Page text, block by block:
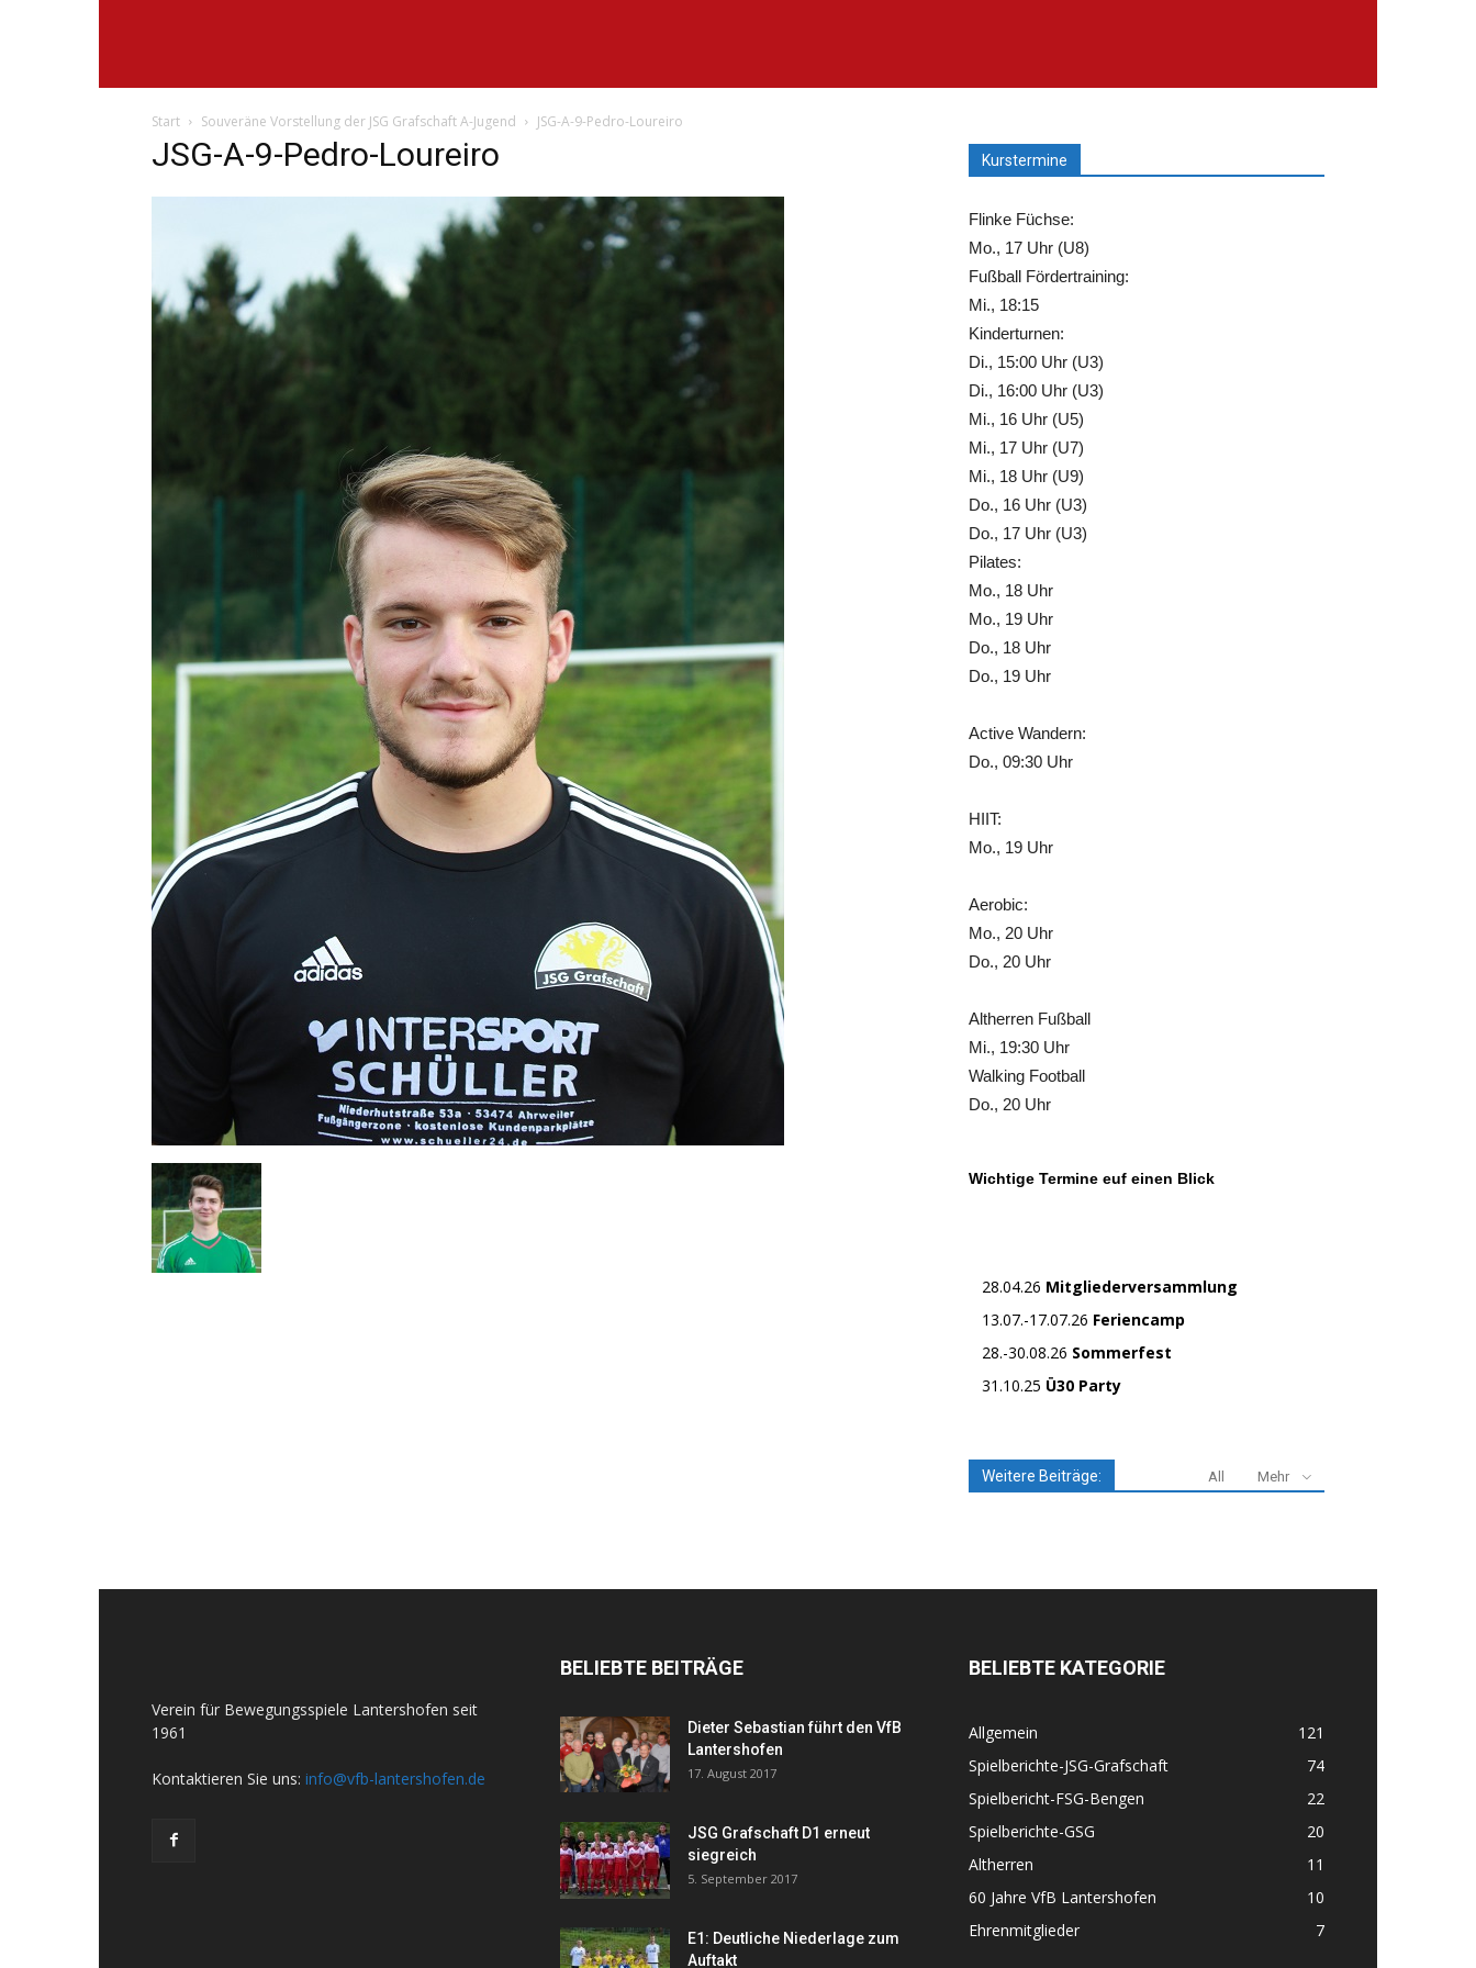
Start Souveräne Vorstellung der JSG Grafschaft A-Jugend JSG-A-9-Pedro-Loureiro
JSG-A-9-Pedro-Loureiro Kurstermine
Flinke Füchse:
Mo., 17 Uhr (U8)
Fußball Fördertraining:
Mi., 18:15
Kinderturnen:
Di., 15:00 Uhr (U3)
Di., 16:00 Uhr (U3)
Mi., 16 Uhr (U5)
Mi., 17 Uhr (U7)
Mi., 18 Uhr (U9)
Do., 16 Uhr (U3)
Do., 17 Uhr (U3)
Pilates:
Mo., 18 Uhr
Mo., 19 Uhr
Do., 18 Uhr
Do., 19 Uhr
Active Wandern:
Do., 09:30 Uhr
HIIT:
Mo., 19 Uhr
Aerobic:
Mo., 20 Uhr
Do., 20 Uhr
Altherren Fußball
Mi., 19:30 Uhr
Walking Football
Do., 20 Uhr
Wichtige Termine euf einen Blick
28.04.26 Mitgliederversammlung
13.07.-17.07.26 Feriencamp
28.-30.08.26 Sommerfest
31.10.25 Ü30 Party
Weitere Beiträge: All Mehr
Verein für Bewegungsspiele Lantershofen seit
1961
Kontaktieren Sie uns: info@vfb-lantershofen.de
BELIEBTE BEITRÄGE
Dieter Sebastian führt den VfB
Lantershofen
17. August 2017
JSG Grafschaft D1 erneut
siegreich
5. September 2017
E1: Deutliche Niederlage zum
Auftakt
BELIEBTE KATEGORIE
Allgemein
121
Spielberichte-JSG-Grafschaft
74
Spielbericht-FSG-Bengen
22
Spielberichte-GSG
20
Altherren
11
60 Jahre VfB Lantershofen
10
Ehrenmitglieder
7